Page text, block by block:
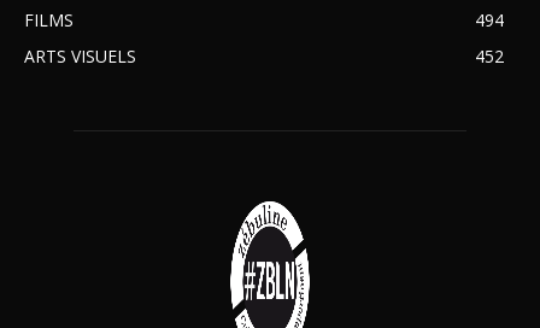
FILMS
494
ARTS VISUELS
452